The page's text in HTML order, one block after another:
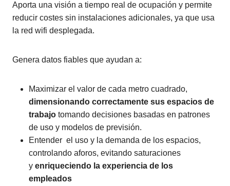
Aporta una visión a tiempo real de ocupación y permite
reducir costes sin instalaciones adicionales, ya que usa
la red wifi desplegada.
Genera datos fiables que ayudan a:
Maximizar el valor de cada metro cuadrado,
dimensionando correctamente sus espacios de
trabajo tomando decisiones basadas en patrones
de uso y modelos de previsión.
Entender el uso y la demanda de los espacios,
controlando aforos, evitando saturaciones
y enriqueciendo la experiencia de los
empleados